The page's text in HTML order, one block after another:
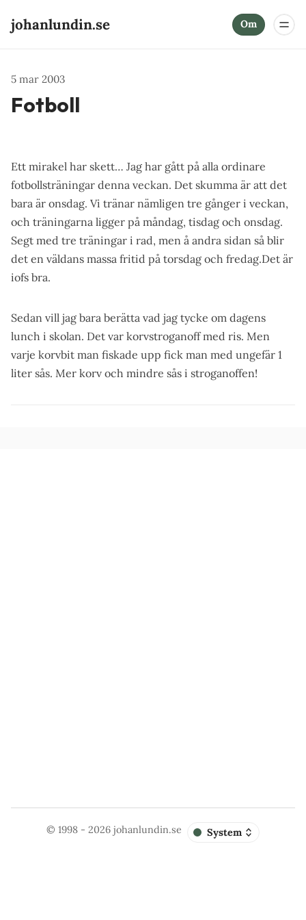
johanlundin.se Om
5 mar 2003
Fotboll
Ett mirakel har skett… Jag har gått på alla ordinare
fotbollsträningar denna veckan. Det skumma är att det
bara är onsdag. Vi tränar nämligen tre gånger i veckan,
och träningarna ligger på måndag, tisdag och onsdag.
Segt med tre träningar i rad, men å andra sidan så blir
det en väldans massa fritid på torsdag och fredag.Det är
iofs bra.
Sedan vill jag bara berätta vad jag tycke om dagens
lunch i skolan. Det var korvstroganoff med ris. Men
varje korvbit man fiskade upp fick man med ungefär 1
liter sås. Mer korv och mindre sås i stroganoffen!
© 1998 - 2026johanlundin.se